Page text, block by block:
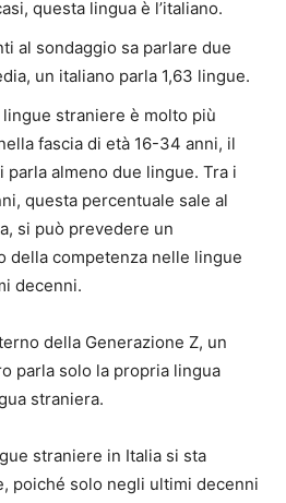
questa lingua è l’italiano.
al sondaggio sa parlare due
un italiano parla 1,63 lingue.
straniere è molto più
fascia di età 16-34 anni, il
almeno due lingue. Tra i
questa percentuale sale al
si può prevedere un
della competenza nelle lingue
decenni.
della Generazione Z, un
parla solo la propria lingua
straniera.
straniere in Italia si sta
poiché solo negli ultimi decenni